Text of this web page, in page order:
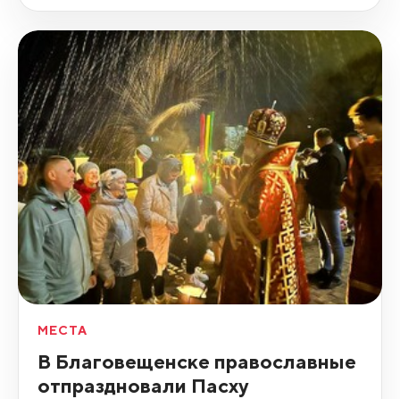
МЕСТА
В Благовещенске православные
отпраздновали Пасху